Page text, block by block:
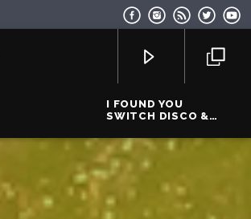
I FOUND YOU
SWITCH DISCO &
& FELIX